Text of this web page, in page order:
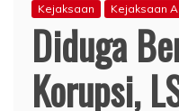
Kejaksaan Kejaksaan
Diduga
Korupsi,